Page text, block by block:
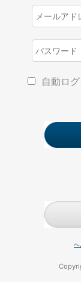
自動ロ
ヘ